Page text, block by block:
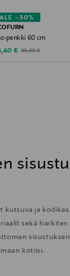
ALE –30%
penkki 60 cm
Price
€ Original Price
65,00 €
kutsuva ja
sekä
kotiisi.